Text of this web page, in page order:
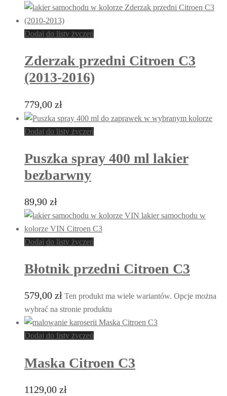
Dodaj do listy życzeń
Zderzak przedni Citroen C3
(2013-2016)
779,00 zł
Dodaj do listy życzeń
Puszka spray 400 ml lakier
bezbarwny
89,90 zł
Dodaj do listy życzeń
Błotnik przedni Citroen C3
579,00 zł Ten produkt ma wiele wariantów. Opcje można
wybrać na stronie produktu
Dodaj do listy życzeń
Maska Citroen C3
1129,00 zł